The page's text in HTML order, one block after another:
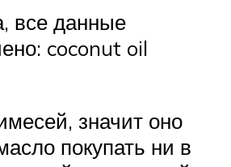
все данные
coconut oil
значит оно
покупать ни в